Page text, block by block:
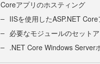
Coreアプリのホスティング
IISを使用したASP.NET
必要なモジュールのセット
.NET Core Windows Server